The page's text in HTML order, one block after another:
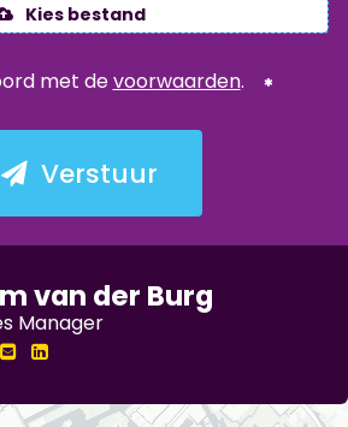
van der Burg
Manager
Kies bestand
met devoorwaarden.
Verstuur